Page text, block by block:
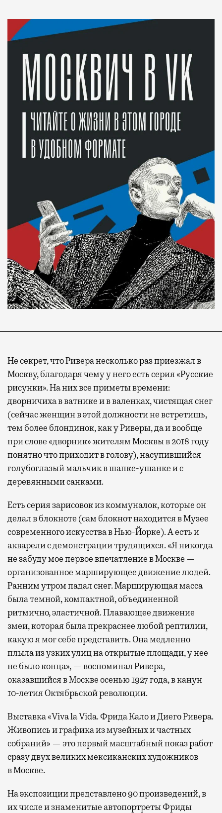
Не секрет, что Ривера несколько раз приезжал в
Москву, благодаря чему у него есть серия «Русские
рисунки». На них все приметы времени:
дворничиха в ватнике и в валенках, чистящая снег
(сейчас женщин в этой должности не встретишь,
тем более блондинок, как у Риверы, да и вообще
при слове «дворник» жителям Москвы в 2018 году
понятно что приходит в голову), насупившийся
голубоглазый мальчик в шапке-ушанке и с
деревянными санками.
Есть серия зарисовок из коммуналок, которые он
делал в блокноте (сам блокнот находится в Музее
современного искусства в Нью-Йорке). А есть и
акварели с демонстрации трудящихся. «Я никогда
не забуду мое первое впечатление в Москве —
организованное марширующее движение людей.
Ранним утром падал снег. Марширующая масса
была темной, компактной, объединенной
ритмично, эластичной. Плавающее движение
змеи, которая была прекраснее любой рептилии,
какую я мог себе представить. Она медленно
плыла из узких улиц на открытые площади, у нее
не было конца», — воспоминал Ривера,
оказавшийся в Москве осенью 1927 года, в канун
10-летия Октябрьской революции.
Выставка «Viva la Vida. Фрида Кало и Диего Ривера.
Живопись и графика из музейных и частных
собраний» — это первый масштабный показ работ
сразу двух великих мексиканских художников
в Москве.
На экспозиции представлено 90 произведений, в
их числе и знаменитые автопортреты Фриды